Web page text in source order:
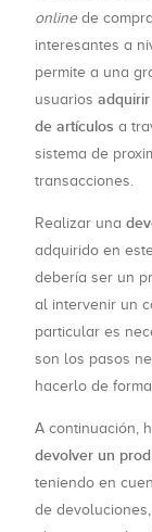
onlinede
interesantes a
permite a una
usuarios
de artículos a
sistema de
transacciones.
Realizar una
adquirido en
debería ser un
al intervenir un
particular es
son los pasos
hacerlo de
A continuación,
devolver un
teniendo en
de